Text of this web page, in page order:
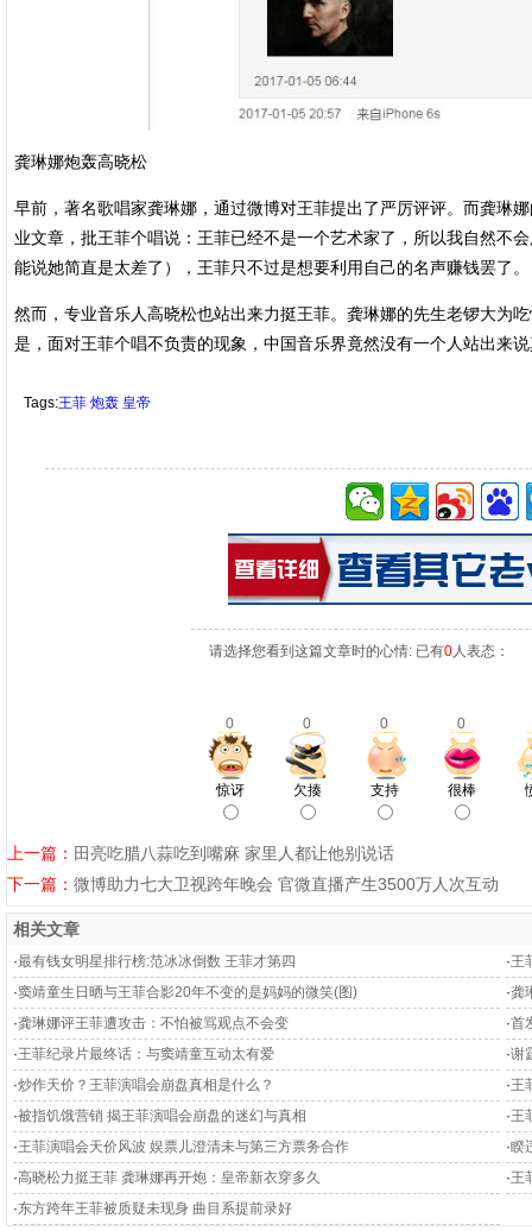
龚琳娜炮轰高晓松
早前，著名歌唱家龚琳娜，通过微博对王菲提出了严厉评评。而龚琳
业文章，批王菲个唱说：王菲已经不是一个艺术家了，所以我自然不
能说她简直是太差了），王菲只不过是想要利用自己的名声赚钱罢了。
然而，专业音乐人高晓松也站出来力挺王菲。龚琳娜的先生老锣大为
是，面对王菲个唱不负责的现象，中国音乐界竟然没有一个人站出来
Tags:王菲 炮轰 皇帝
请选择您看到这篇文章时的心情: 已有0人表态：
0 0 0 0
惊讶 欠揍 支持 很棒
上一篇： 田亮吃腊八蒜吃到嘴麻 家里人都让他别说话
下一篇： 微博助力七大卫视跨年晚会 官微直播产生3500万人次互动
相关文章
·最有钱女明星排行榜:范冰冰倒数 王菲才第四 ·王
·窦靖童生日晒与王菲合影20年不变的是妈妈的微笑(图) ·龚
·龚琳娜评王菲遭攻击：不怕被骂观点不会变 ·首
·王菲纪录片最终话：与窦靖童互动太有爱 ·谢
·炒作天价？王菲演唱会崩盘真相是什么？ ·王
·被指饥饿营销 揭王菲演唱会崩盘的迷幻与真相 ·王
·王菲演唱会天价风波 娱票儿澄清未与第三方票务合作 ·睽
·高晓松力挺王菲 龚琳娜再开炮：皇帝新衣穿多久 ·王
·东方跨年王菲被质疑未现身 曲目系提前录好